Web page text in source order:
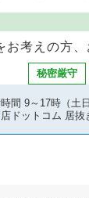
件一覧
案件一覧
の案件一覧
件一覧
却物件の案件一
案件一覧
案件一覧
抜き売却物件
一覧
件一覧
き売却物件の案
件の案件一覧
お考えの方
秘密厳守
間 9～17時（土
ドットコム 居抜